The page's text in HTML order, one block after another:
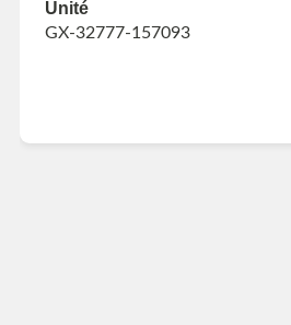
Unité
GX-32777-157093